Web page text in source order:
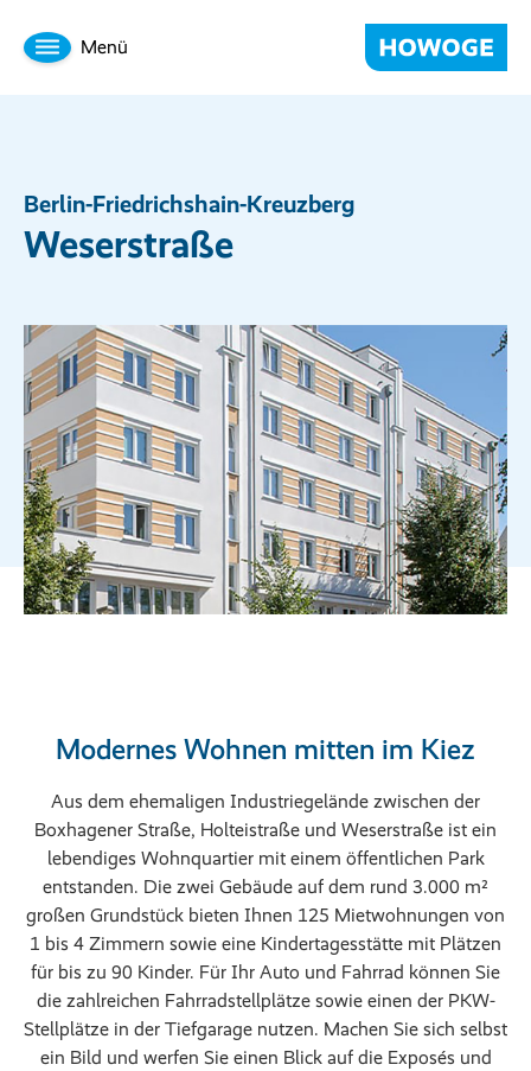
Menü
Berlin-Friedrichshain-Kreuzberg
Weserstraße
Modernes Wohnen mitten im Kiez
Aus dem ehemaligen Industriegelände zwischen der
Boxhagener Straße, Holteistraße und Weserstraße ist ein
lebendiges Wohnquartier mit einem öffentlichen Park
entstanden. Die zwei Gebäude auf dem rund 3.000 m²
großen Grundstück bieten Ihnen 125 Mietwohnungen von
1 bis 4 Zimmern sowie eine Kindertagesstätte mit Plätzen
für bis zu 90 Kinder. Für Ihr Auto und Fahrrad können Sie
die zahlreichen Fahrradstellplätze sowie einen der PKW-
Stellplätze in der Tiefgarage nutzen. Machen Sie sich selbst
ein Bild und werfen Sie einen Blick auf die Exposés und